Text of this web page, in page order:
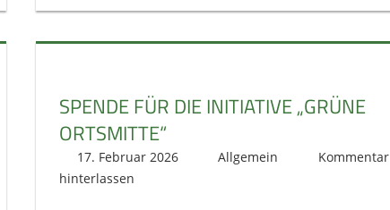
SPENDE FÜR DIE INITIATIVE „GRÜNE
ORTSMITTE“
17. Februar 2026 literat@kikage.de
Allgemein
Kommentar
hinterlassen